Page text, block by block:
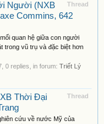
Thread
Người (NXB
Commins, 642
quan hệ giữa con người
trong vũ trụ và đặc biệt hơn
, 0 replies, in forum: Triết Lý
Thread
Thời Đại
cứu về nước Mỹ của